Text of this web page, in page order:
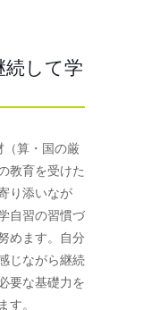
続して学
（算・国の厳
教育を受けた
り添いなが
自習の習慣づ
めます。自分
じながら継続
要な基礎力を
。